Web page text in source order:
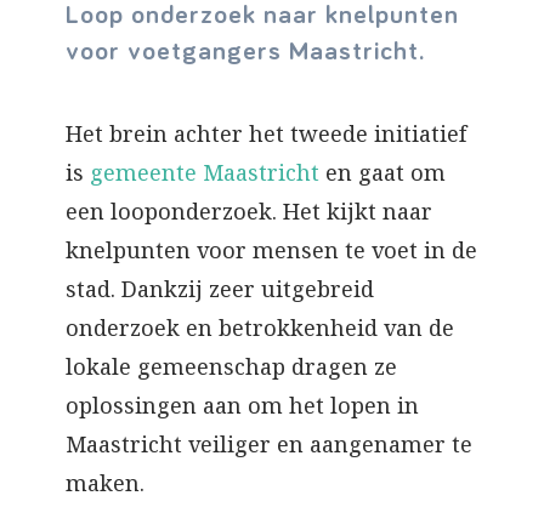
Loop onderzoek naar knelpunten
voor voetgangers Maastricht.
Het brein achter het tweede initiatief
is gemeente Maastricht en gaat om
een looponderzoek. Het kijkt naar
knelpunten voor mensen te voet in de
stad. Dankzij zeer uitgebreid
onderzoek en betrokkenheid van de
lokale gemeenschap dragen ze
oplossingen aan om het lopen in
Maastricht veiliger en aangenamer te
maken.